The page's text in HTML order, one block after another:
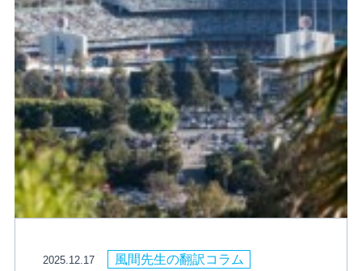
2025.12.17 風間先生の翻訳コラム